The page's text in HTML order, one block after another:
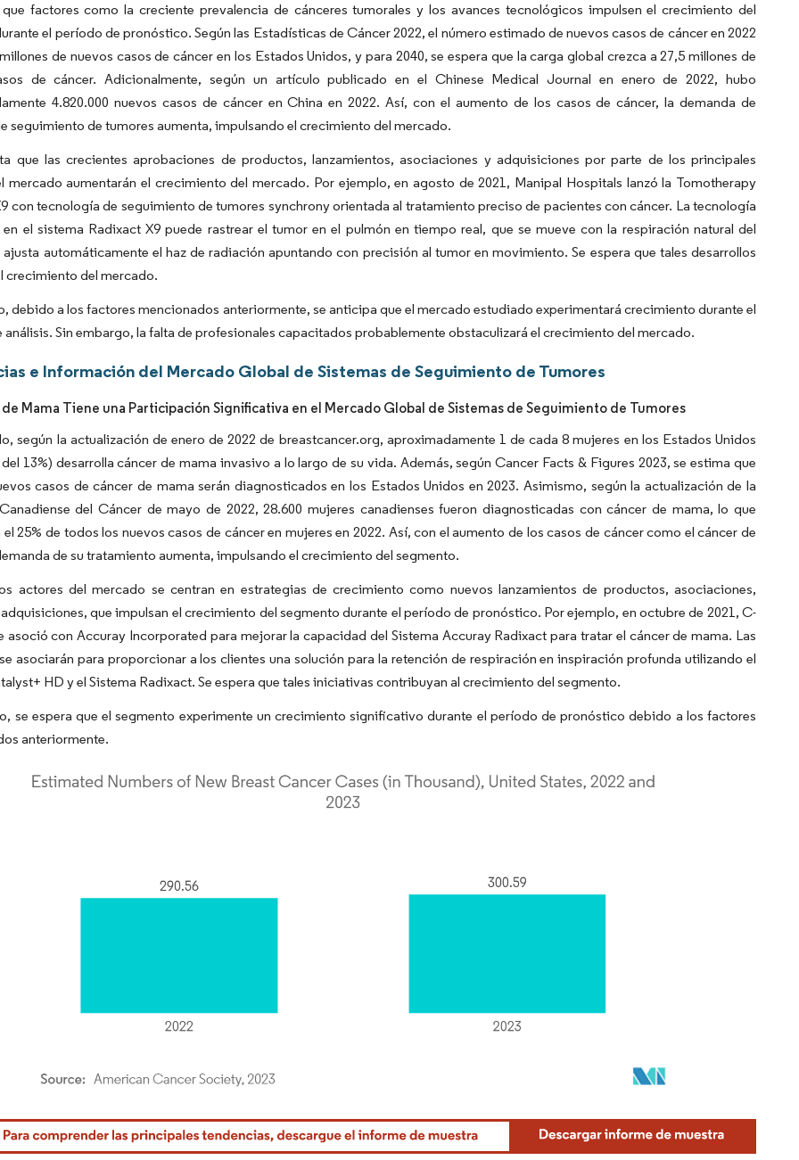
que factores como la creciente prevalencia de cánceres tumorales y los avances tecnológicos impulsen el crecimiento del
el período de pronóstico. Según las Estadísticas de Cáncer 2022, el número estimado de nuevos casos de cáncer en 2022
de nuevos casos de cáncer en los Estados Unidos, y para 2040, se espera que la carga global crezca a 27,5 millones de
de cáncer. Adicionalmente, según un artículo publicado en el Chinese Medical Journal en enero de 2022, hubo
4.820.000 nuevos casos de cáncer en China en 2022. Así, con el aumento de los casos de cáncer, la demanda de
seguimiento de tumores aumenta, impulsando el crecimiento del mercado.
que las crecientes aprobaciones de productos, lanzamientos, asociaciones y adquisiciones por parte de los principales
mercado aumentarán el crecimiento del mercado. Por ejemplo, en agosto de 2021, Manipal Hospitals lanzó la Tomotherapy
con tecnología de seguimiento de tumores synchrony orientada al tratamiento preciso de pacientes con cáncer. La tecnología
el sistema Radixact X9 puede rastrear el tumor en el pulmón en tiempo real, que se mueve con la respiración natural del
automáticamente el haz de radiación apuntando con precisión al tumor en movimiento. Se espera que tales desarrollos
crecimiento del mercado.
debido a los factores mencionados anteriormente, se anticipa que el mercado estudiado experimentará crecimiento durante el
Sin embargo, la falta de profesionales capacitados probablemente obstaculizará el crecimiento del mercado.
e Información del Mercado Global de Sistemas de Seguimiento de Tumores
Mama Tiene una Participación Significativa en el Mercado Global de Sistemas de Seguimiento de Tumores
según la actualización de enero de 2022 de breastcancer.org, aproximadamente 1 de cada 8 mujeres en los Estados Unidos
13%) desarrolla cáncer de mama invasivo a lo largo de su vida. Además, según Cancer Facts & Figures 2023, se estima que
casos de cáncer de mama serán diagnosticados en los Estados Unidos en 2023. Asimismo, según la actualización de la
del Cáncer de mayo de 2022, 28.600 mujeres canadienses fueron diagnosticadas con cáncer de mama, lo que
25% de todos los nuevos casos de cáncer en mujeres en 2022. Así, con el aumento de los casos de cáncer como el cáncer de
de su tratamiento aumenta, impulsando el crecimiento del segmento.
actores del mercado se centran en estrategias de crecimiento como nuevos lanzamientos de productos, asociaciones,
que impulsan el crecimiento del segmento durante el período de pronóstico. Por ejemplo, en octubre de 2021, C-
asoció con Accuray Incorporated para mejorar la capacidad del Sistema Accuray Radixact para tratar el cáncer de mama. Las
asociarán para proporcionar a los clientes una solución para la retención de respiración en inspiración profunda utilizando el
HD y el Sistema Radixact. Se espera que tales iniciativas contribuyan al crecimiento del segmento.
se espera que el segmento experimente un crecimiento significativo durante el período de pronóstico debido a los factores
anteriormente.
Intelligence. El uso requiere atribución según CC BY 4.0.